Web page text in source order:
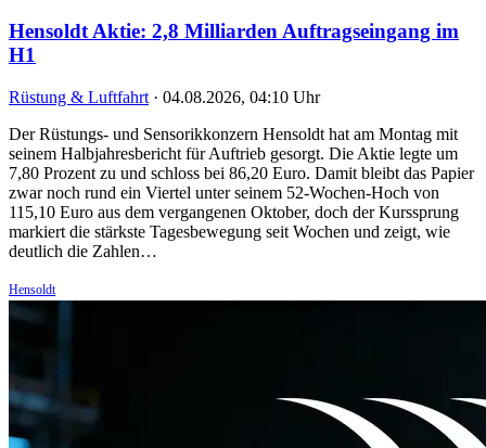
Hensoldt Aktie: 2,8 Milliarden Auftragseingang im
H1
Rüstung & Luftfahrt · 04.08.2026, 04:10 Uhr
Der Rüstungs- und Sensorikkonzern Hensoldt hat am Montag mit
seinem Halbjahresbericht für Auftrieb gesorgt. Die Aktie legte um
7,80 Prozent zu und schloss bei 86,20 Euro. Damit bleibt das Papier
zwar noch rund ein Viertel unter seinem 52-Wochen-Hoch von
115,10 Euro aus dem vergangenen Oktober, doch der Kurssprung
markiert die stärkste Tagesbewegung seit Wochen und zeigt, wie
deutlich die Zahlen…
Hensoldt